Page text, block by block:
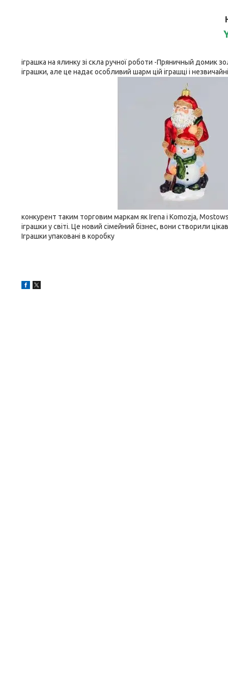
іграшка на ялинку зі скла ручної роботи -Пряничный
іграшки, але це надає особливий шарм цій іграшці і
конкурент таким торговим маркам як Irena і Komozja,
іграшки у світі. Це новий сімейний бізнес, вони створили
Іграшки упаковані в коробку